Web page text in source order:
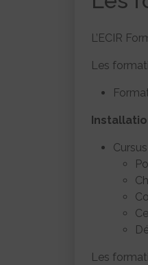
L’ECIR
Les
Les